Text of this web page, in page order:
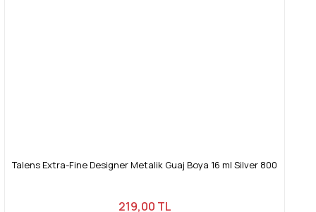
Talens Extra-Fine Designer Metalik Guaj Boya 16 ml Silver 800
219,00 TL